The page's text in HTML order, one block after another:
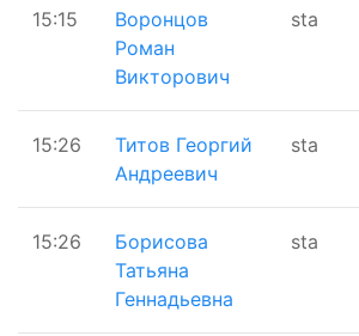
15:15
Воронцов
Роман
Викторович
sta
15:26
Титов Георгий
Андреевич
sta
15:26
Борисова
Татьяна
Геннадьевна
sta